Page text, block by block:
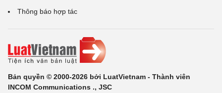
Thông báo hợp tác
Bản quyền © 2000-2026 bởi LuatVietnam - Thành viên
INCOM Communications ., JSC